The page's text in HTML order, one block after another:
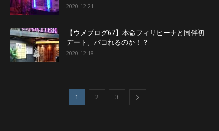
2020-12-21
【ウメブログ67】本命フィリピーナと同伴初
デート、パコれるのか！？
2020-12-18
1 2 3